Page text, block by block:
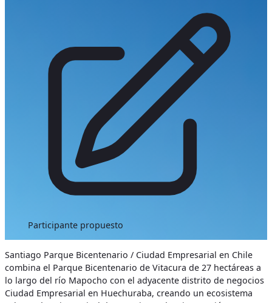
Participante propuesto
Santiago Parque Bicentenario / Ciudad Empresarial en Chile
combina el Parque Bicentenario de Vitacura de 27 hectáreas a
lo largo del río Mapocho con el adyacente distrito de negocios
Ciudad Empresarial en Huechuraba, creando un ecosistema